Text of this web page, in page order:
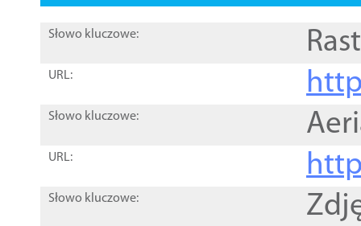
Słowo kluczowe:
URL:
Słowo kluczowe:
URL:
Słowo kluczowe: